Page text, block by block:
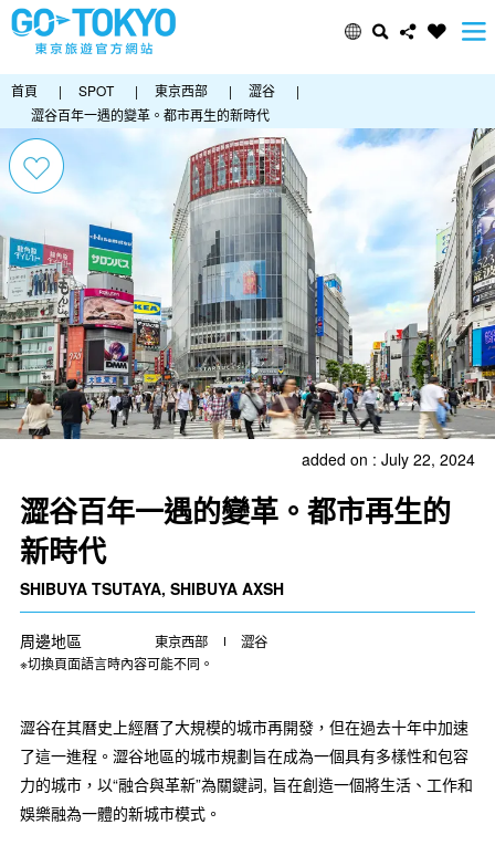
首頁 | SPOT | 東京西部 | 澀谷
|
澀谷百年一遇的變革。都市再生的新時代
added on : July 22, 2024
澀谷百年一遇的變革。都市再生的
新時代
SHIBUYA TSUTAYA, SHIBUYA AXSH
周邊地區 東京西部 澀谷
※切換頁面語言時內容可能不同。
澀谷在其曆史上經曆了大規模的城市再開發，但在過去十年中加速
了這一進程。澀谷地區的城市規劃旨在成為一個具有多樣性和包容
力的城市，以“融合與革新”為關鍵詞, 旨在創造一個將生活、工作和
娛樂融為一體的新城市模式。